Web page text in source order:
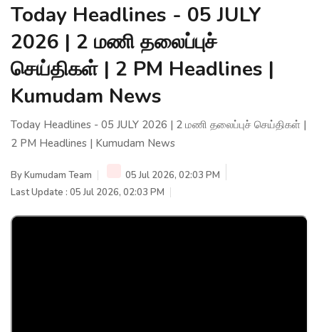
Today Headlines - 05 JULY
2026 | 2 மணி தலைப்புச்
செய்திகள் | 2 PM Headlines |
Kumudam News
Today Headlines - 05 JULY 2026 | 2 மணி தலைப்புச் செய்திகள் |
2 PM Headlines | Kumudam News
ByKumudam Team
05 Jul 2026, 02:03 PM
Last Update : 05 Jul 2026, 02:03 PM